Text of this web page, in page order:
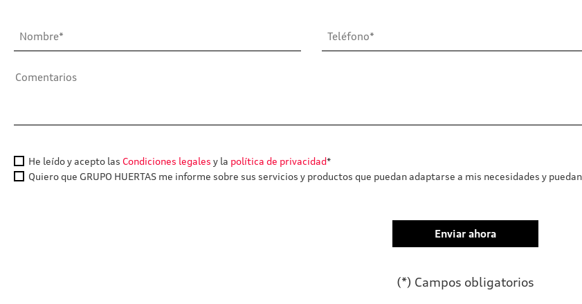
He leído y acepto las Condiciones legales y la política de privacidad*
Quiero que GRUPO HUERTAS me informe sobre sus servicios y productos que puedan adaptarse a mis necesidades y
(*) Campos obligatorios